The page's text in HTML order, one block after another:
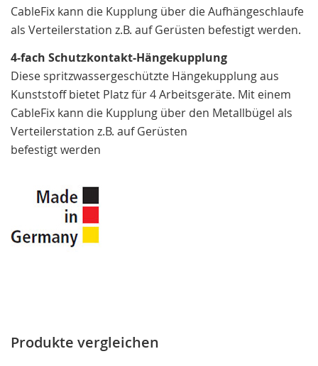
CableFix kann die Kupplung über die Aufhängeschlaufe
als Verteilerstation z.B. auf Gerüsten befestigt werden.
4-fach Schutzkontakt-Hängekupplung
Diese spritzwassergeschützte Hängekupplung aus
Kunststoff bietet Platz für 4 Arbeitsgeräte. Mit einem
CableFix kann die Kupplung über den Metallbügel als
Verteilerstation z.B. auf Gerüsten
befestigt werden
Produkte vergleichen